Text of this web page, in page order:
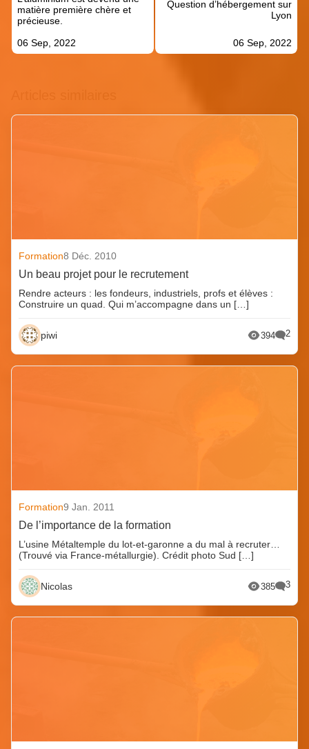
l’article
matière première chère et
précieuse.
06 Sep, 2022
Question d’hébergement sur
Lyon
06 Sep, 2022
Formation8 Déc. 2010
Un beau projet pour le recrutement
Rendre acteurs : les fondeurs, industriels, profs et élèves :
Construire un quad. Qui m’accompagne dans un […]
piwi 394 2
Formation9 Jan. 2011
De l’importance de la formation
L’usine Métaltemple du lot-et-garonne a du mal à recruter…
(Trouvé via France-métallurgie). Crédit photo Sud […]
Nicolas 385 3